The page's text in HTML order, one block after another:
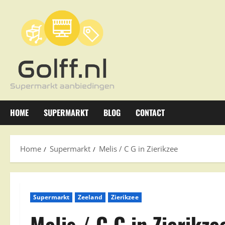
inhoud
HOME SUPERMARKT BLOG CONTACT
Home Supermarkt Melis / C G in Zierikzee
Supermarkt Zeeland Zierikzee